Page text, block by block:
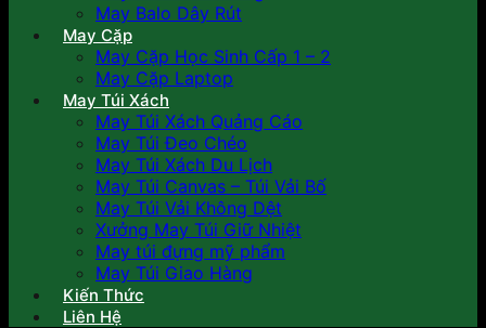
May Balo Dây Rút
May Cặp
May Cặp Học Sinh Cấp 1 – 2
May Cặp Laptop
May Túi Xách
May Túi Xách Quảng Cáo
May Túi Đeo Chéo
May Túi Xách Du Lịch
May Túi Canvas – Túi Vải Bố
May Túi Vải Không Dệt
Xưởng May Túi Giữ Nhiệt
May túi đựng mỹ phẩm
May Túi Giao Hàng
Kiến Thức
Liên Hệ